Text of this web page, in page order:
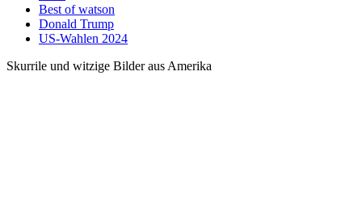
Best of watson
Donald Trump
US-Wahlen 2024
Skurrile und witzige Bilder aus Amerika